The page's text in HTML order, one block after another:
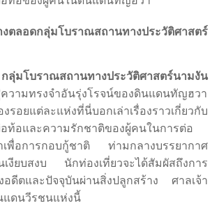
ลอดกลุ่มโบราณสถานทางประวัติศาสตร์
กลุ่มโบราณสถานทางประวัติศาสตร์นามงัน
วามทรงจำอันรุ่งโรจน์ของดินแดนทัญฮวา
อยแต่ละแห่งที่นี่บอกเล่าเรื่องราวเกี่ยวกับ
อและความรักชาติของผู้คนในการต่อ
เพื่อการกอบกู้ชาติ ท่ามกลางบรรยากาศ
งียบสงบ นักท่องเที่ยวจะได้สัมผัสถึงการ
อดีตและปัจจุบันผ่านสิ่งปลูกสร้าง ศาลเจ้า
แดนวีรชนแห่งนี้